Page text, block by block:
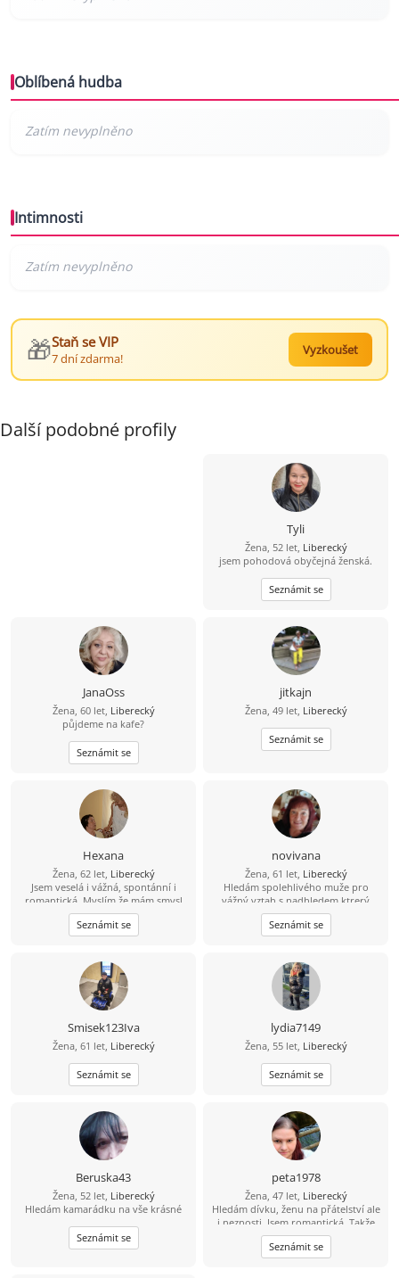
Oblíbená hudba
Intimnosti
🎁Staň se VIP
7 dní zdarma!
Vyzkoušet
Další podobné profily
Tyli
Žena, 52 let, Liberecký
jsem pohodová obyčejná ženská.
Seznámit se
JanaOss
Žena, 60 let, Liberecký
půjdeme na kafe?
Seznámit se
jitkajn
Žena, 49 let, Liberecký
Seznámit se
Hexana
Žena, 62 let, Liberecký
Jsem veselá i vážná, spontánní i
romantická. Myslím že mám smysl
pro humor i spravedlnost a líbí se
mi vše krásné. Ráda bych poznala
Muže - sympatického nekuřáka s
Seznámit se
novivana
Žena, 61 let, Liberecký
Hledám spolehlivého muže pro
vážný vztah s nadhledem,ktrerý
neřeší malichernosti,bere život
takový jaký je.Se smyslem pro
humor,vztahem k přírodě a vše co k
Seznámit se
Smisek123Iva
Žena, 61 let, Liberecký
Seznámit se
lydia7149
Žena, 55 let, Liberecký
Seznámit se
Beruska43
Žena, 52 let, Liberecký
Hledám kamarádku na vše krásné
Seznámit se
peta1978
Žena, 47 let, Liberecký
Hledám dívku, ženu na přátelství ale
i neznosti. Jsem romantická. Takže
pokud hledáš dotyky, neznosti a
krásné přátelství k tomu, napiš
Seznámit se